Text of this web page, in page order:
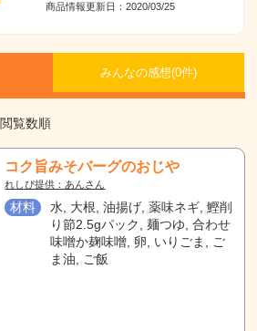
商品情報更新日：2020/03/25
みんなの感想(0件)
閲覧数順
コク旨みそバーグのおじや
れしぴ提供：あんさん
材料
水, 大根, 油揚げ, 薬味ネギ, 鰹削
り節2.5gパック, 麺つゆ, 合わせ
味噌か麹味噌, 卵, いりごま, ご
ま油, ご飯